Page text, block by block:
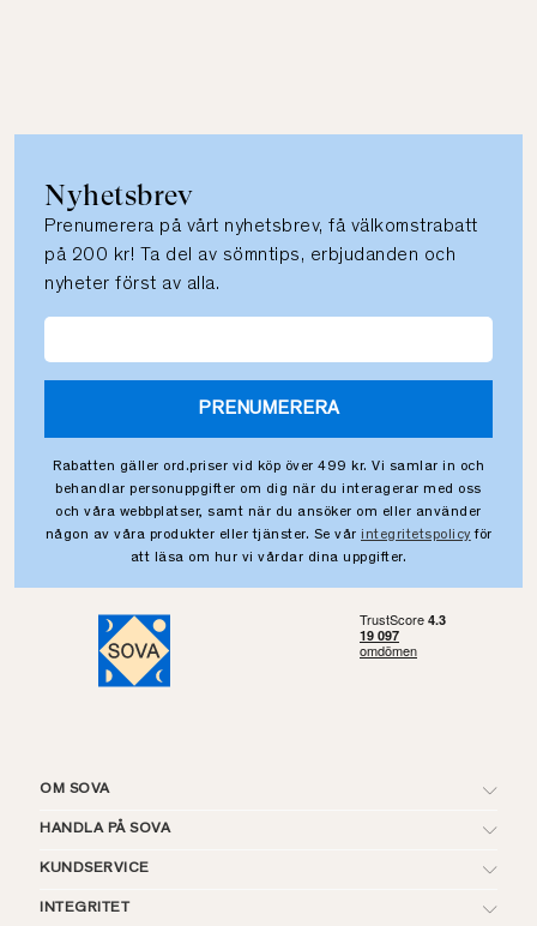
Nyhetsbrev
Prenumerera på vårt nyhetsbrev, få välkomstrabatt
på 200 kr! Ta del av sömntips, erbjudanden och
nyheter först av alla.
PRENUMERERA
Rabatten gäller ord.priser vid köp över 499 kr. Vi samlar in och
behandlar personuppgifter om dig när du interagerar med oss
och våra webbplatser, samt när du ansöker om eller använder
någon av våra produkter eller tjänster. Se vår integritetspolicy för
att läsa om hur vi vårdar dina uppgifter.
OM SOVA
HANDLA PÅ SOVA
KUNDSERVICE
INTEGRITET